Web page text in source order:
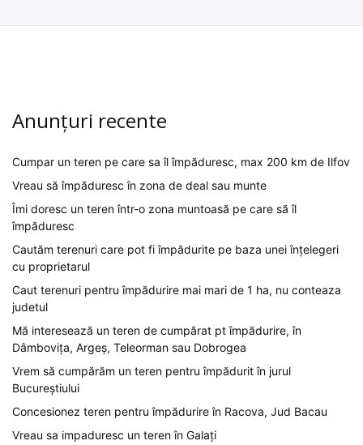
Anunțuri recente
Cumpar un teren pe care sa îl împăduresc, max 200 km de Ilfov
Vreau să împăduresc în zona de deal sau munte
Îmi doresc un teren într-o zona muntoasă pe care să îl
împăduresc
Cautăm terenuri care pot fi împădurite pe baza unei înțelegeri
cu proprietarul
Caut terenuri pentru împădurire mai mari de 1 ha, nu conteaza
judetul
Mă interesează un teren de cumpărat pt împădurire, în
Dâmbovița, Argeș, Teleorman sau Dobrogea
Vrem să cumpărăm un teren pentru împădurit în jurul
Bucureștiului
Concesionez teren pentru împădurire în Racova, Jud Bacau
Vreau sa impaduresc un teren în Galați